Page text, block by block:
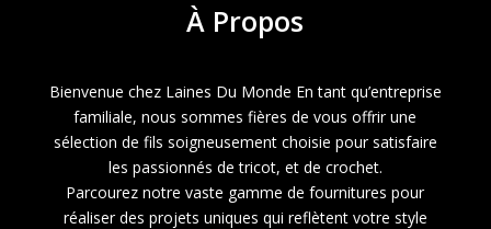
À Propos
Bienvenue chez Laines Du Monde En tant qu’entreprise
familiale, nous sommes fières de vous offrir une
sélection de fils soigneusement choisie pour satisfaire
les passionnés de tricot, et de crochet.
Parcourez notre vaste gamme de fournitures pour
réaliser des projets uniques qui reflètent votre style